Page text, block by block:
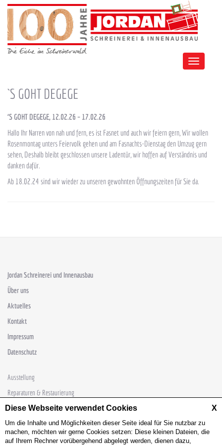
Diese Webseite verwendet Cookies X
Um die Inhalte und Möglichkeiten dieser Seite ideal für Sie nutzbar zu
machen, möchten wir gerne Cookies setzen: Diese kleinen Dateien, die
auf Ihrem Rechner vorübergehend abgelegt werden, dienen dazu,
Toggle
`S GOHT DEGEGE
‘S GOHT DEGEGE, 12.02.26 – 17.02.26
Hallo Ihr Narren von nah und fern, es ist Fasnet und auch wir feiern gern, Wir wollen
Rosenmontag unters Feiervolk gehen und am Fasnachts-Dienstag den Umzug gern
sehen, Deshalb bleibt geschlossen unsere Ladentür, wir hoffen auf Verständnis und
danken dafür.
Ab 18.02.24 sind wir wieder zu unseren gewohnten Öffnungszeiten für Sie da.
Jordan Schreinerei und Innenausbau
Über uns
Aktuelles
Kontakt
Impressum
Datenschutz
Ausstellung
Reparaturen & Restaurierung
Sondertüren
Schlafsysteme
Möbelschreinerei